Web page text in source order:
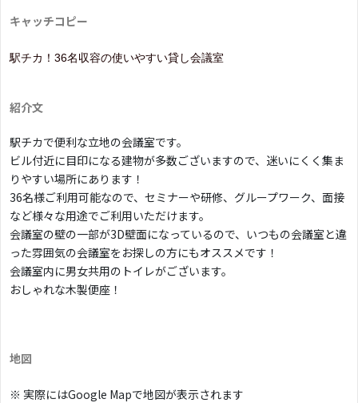
キャッチコピー
駅チカ！36名収容の使いやすい貸し会議室
紹介文
駅チカで便利な立地の会議室です。
ビル付近に目印になる建物が多数ございますので、迷いにくく集ま
りやすい場所にあります！
36名様ご利用可能なので、セミナーや研修、グループワーク、面接
など様々な用途でご利用いただけます。
会議室の壁の一部が3D壁面になっているので、いつもの会議室と違
った雰囲気の会議室をお探しの方にもオススメです！
会議室内に男女共用のトイレがございます。
おしゃれな木製便座！
地図
※ 実際にはGoogle Mapで地図が表示されます